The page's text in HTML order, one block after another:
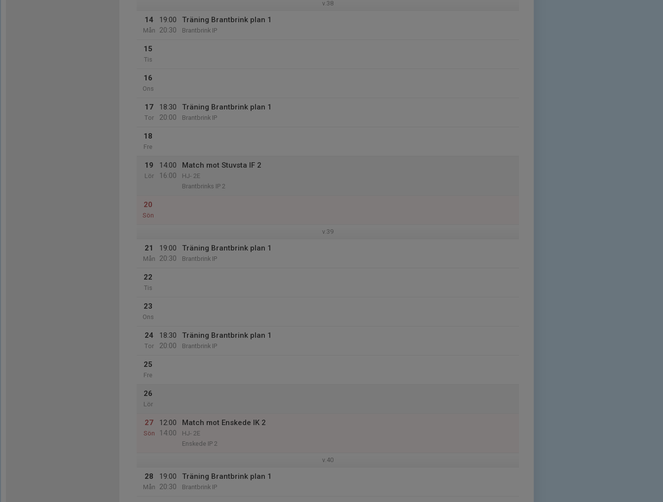
v.38
14
Mån
19:00
20:30
Träning Brantbrink plan 1
Brantbrink IP
15
Tis
16
Ons
17
Tor
18:30
20:00
Träning Brantbrink plan 1
Brantbrink IP
18
Fre
19
Lör
14:00
16:00
Match mot Stuvsta IF 2
HJ- 2E
Brantbrinks IP 2
20
Sön
v.39
21
Mån
19:00
20:30
Träning Brantbrink plan 1
Brantbrink IP
22
Tis
23
Ons
24
Tor
18:30
20:00
Träning Brantbrink plan 1
Brantbrink IP
25
Fre
26
Lör
27
Sön
12:00
14:00
Match mot Enskede IK 2
HJ- 2E
Enskede IP 2
v.40
28
Mån
19:00
20:30
Träning Brantbrink plan 1
Brantbrink IP